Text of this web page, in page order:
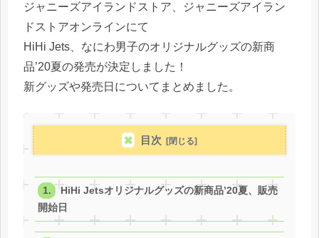
ジャニーズアイランドストア、ジャニーズアイラン
ドストアオンラインにて
HiHi Jets、なにわ男子のオリジナルグッズの新商
品’20夏の発売が決定しました！
新グッズや発売日についてまとめました。
目次
HiHi Jetsオリジナルグッズの新商品’20夏、販売
開始日